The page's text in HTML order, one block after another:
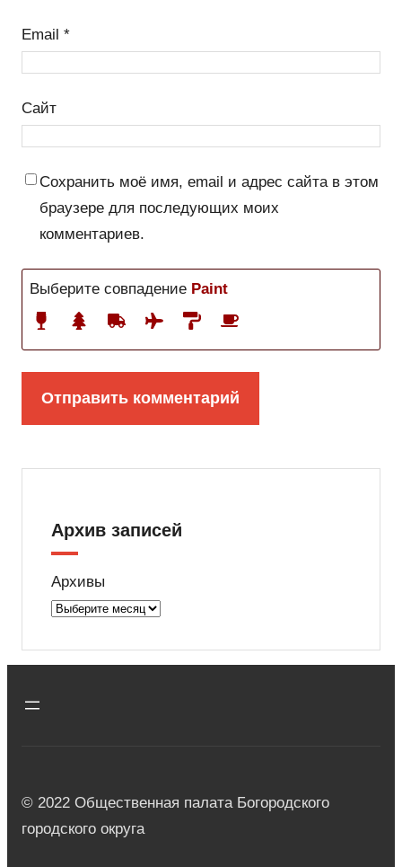
Email *
Сайт
Сохранить моё имя, email и адрес сайта в этом
браузере для последующих моих
комментариев.
Выберите совпадение Paint
Архив записей
Архивы
© 2022 Общественная палата Богородского
городского округа